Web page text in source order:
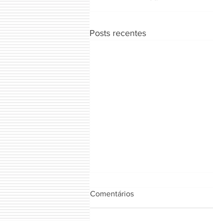
Posts recentes
Comentários